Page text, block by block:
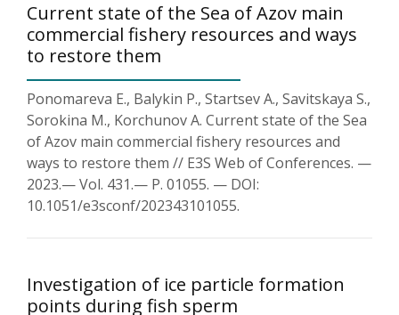
Current state of the Sea of Azov main
commercial fishery resources and ways
to restore them
Ponomareva E., Balykin P., Startsev A., Savitskaya S.,
Sorokina M., Korchunov A. Current state of the Sea
of Azov main commercial fishery resources and
ways to restore them // E3S Web of Conferences. —
2023.— Vol. 431.— P. 01055. — DOI:
10.1051/e3sconf/202343101055.
Investigation of ice particle formation
points during fish sperm